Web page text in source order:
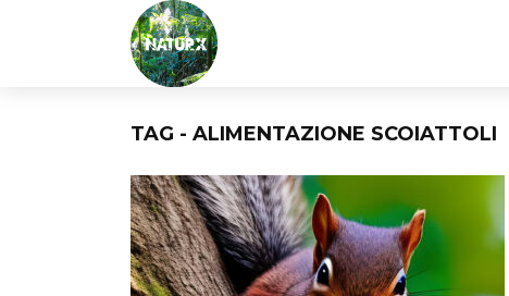
TAG - ALIMENTAZIONE SCOIATTOLI